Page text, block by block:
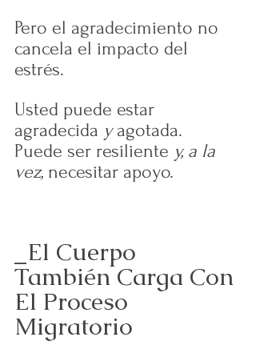
Pero el agradecimiento no
cancela el impacto del
estrés.
Usted puede estar
agradecida y agotada.
Puede ser resiliente y, a la
vez, necesitar apoyo.
_El Cuerpo
También Carga Con
El Proceso
Migratorio